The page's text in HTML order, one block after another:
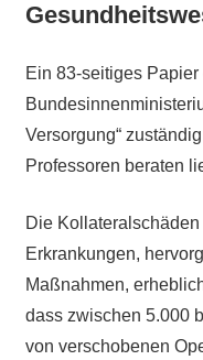
Ein 83-seitiges
Versorgung“
Professoren beraten
Die
Erkrankungen,
Maßnahmen,
dass zwischen 5.000
von verschobenen